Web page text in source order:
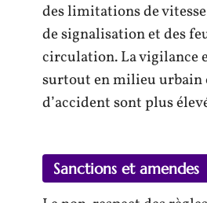
des limitations de
de signalisation et des
circulation. La vigilance
surtout en milieu urbain
d’accident sont plus
Sanctions et amendes